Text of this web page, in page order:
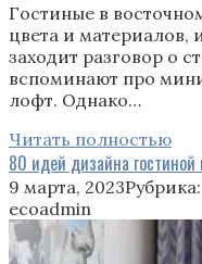
Гостиные в
цвета и материалов,
заходит разговор о
вспоминают про
лофт. Однако…
Читать полностью
80 идей дизайна гостиной
9 марта, 2023Рубрика:
ecoadmin